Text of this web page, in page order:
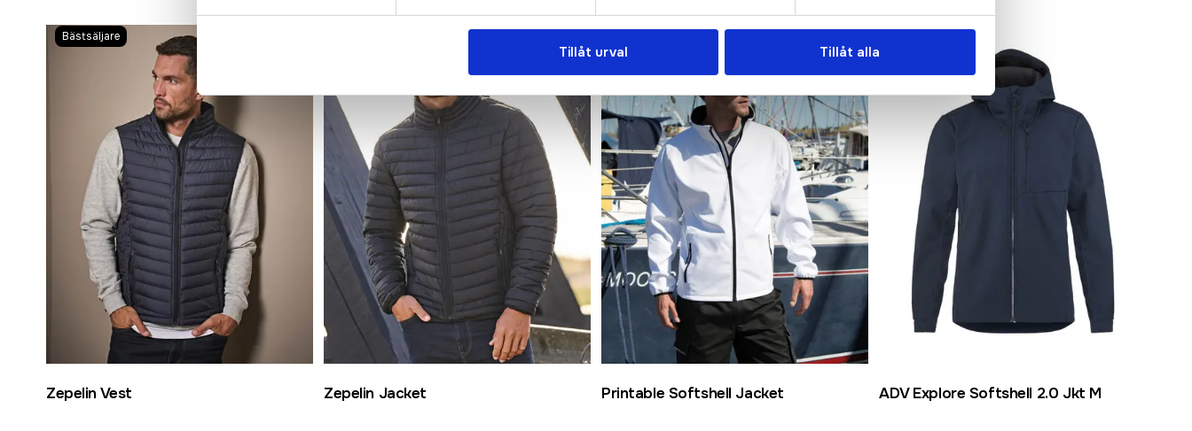
Tillåt urval Tillåt alla
Bästsäljare
Zepelin Vest Zepelin Jacket Printable Softshell Jacket ADV Explore Softshell 2.0 Jkt M